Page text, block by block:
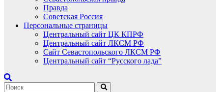
Правда
Советская Россия
Персональные страницы
Центральный сайт ЦК КПРФ
Центральный сайт ЛКСМ РФ
Сайт Севастопольского ЛКСМ РФ
Центральный сайт “Русского лада”